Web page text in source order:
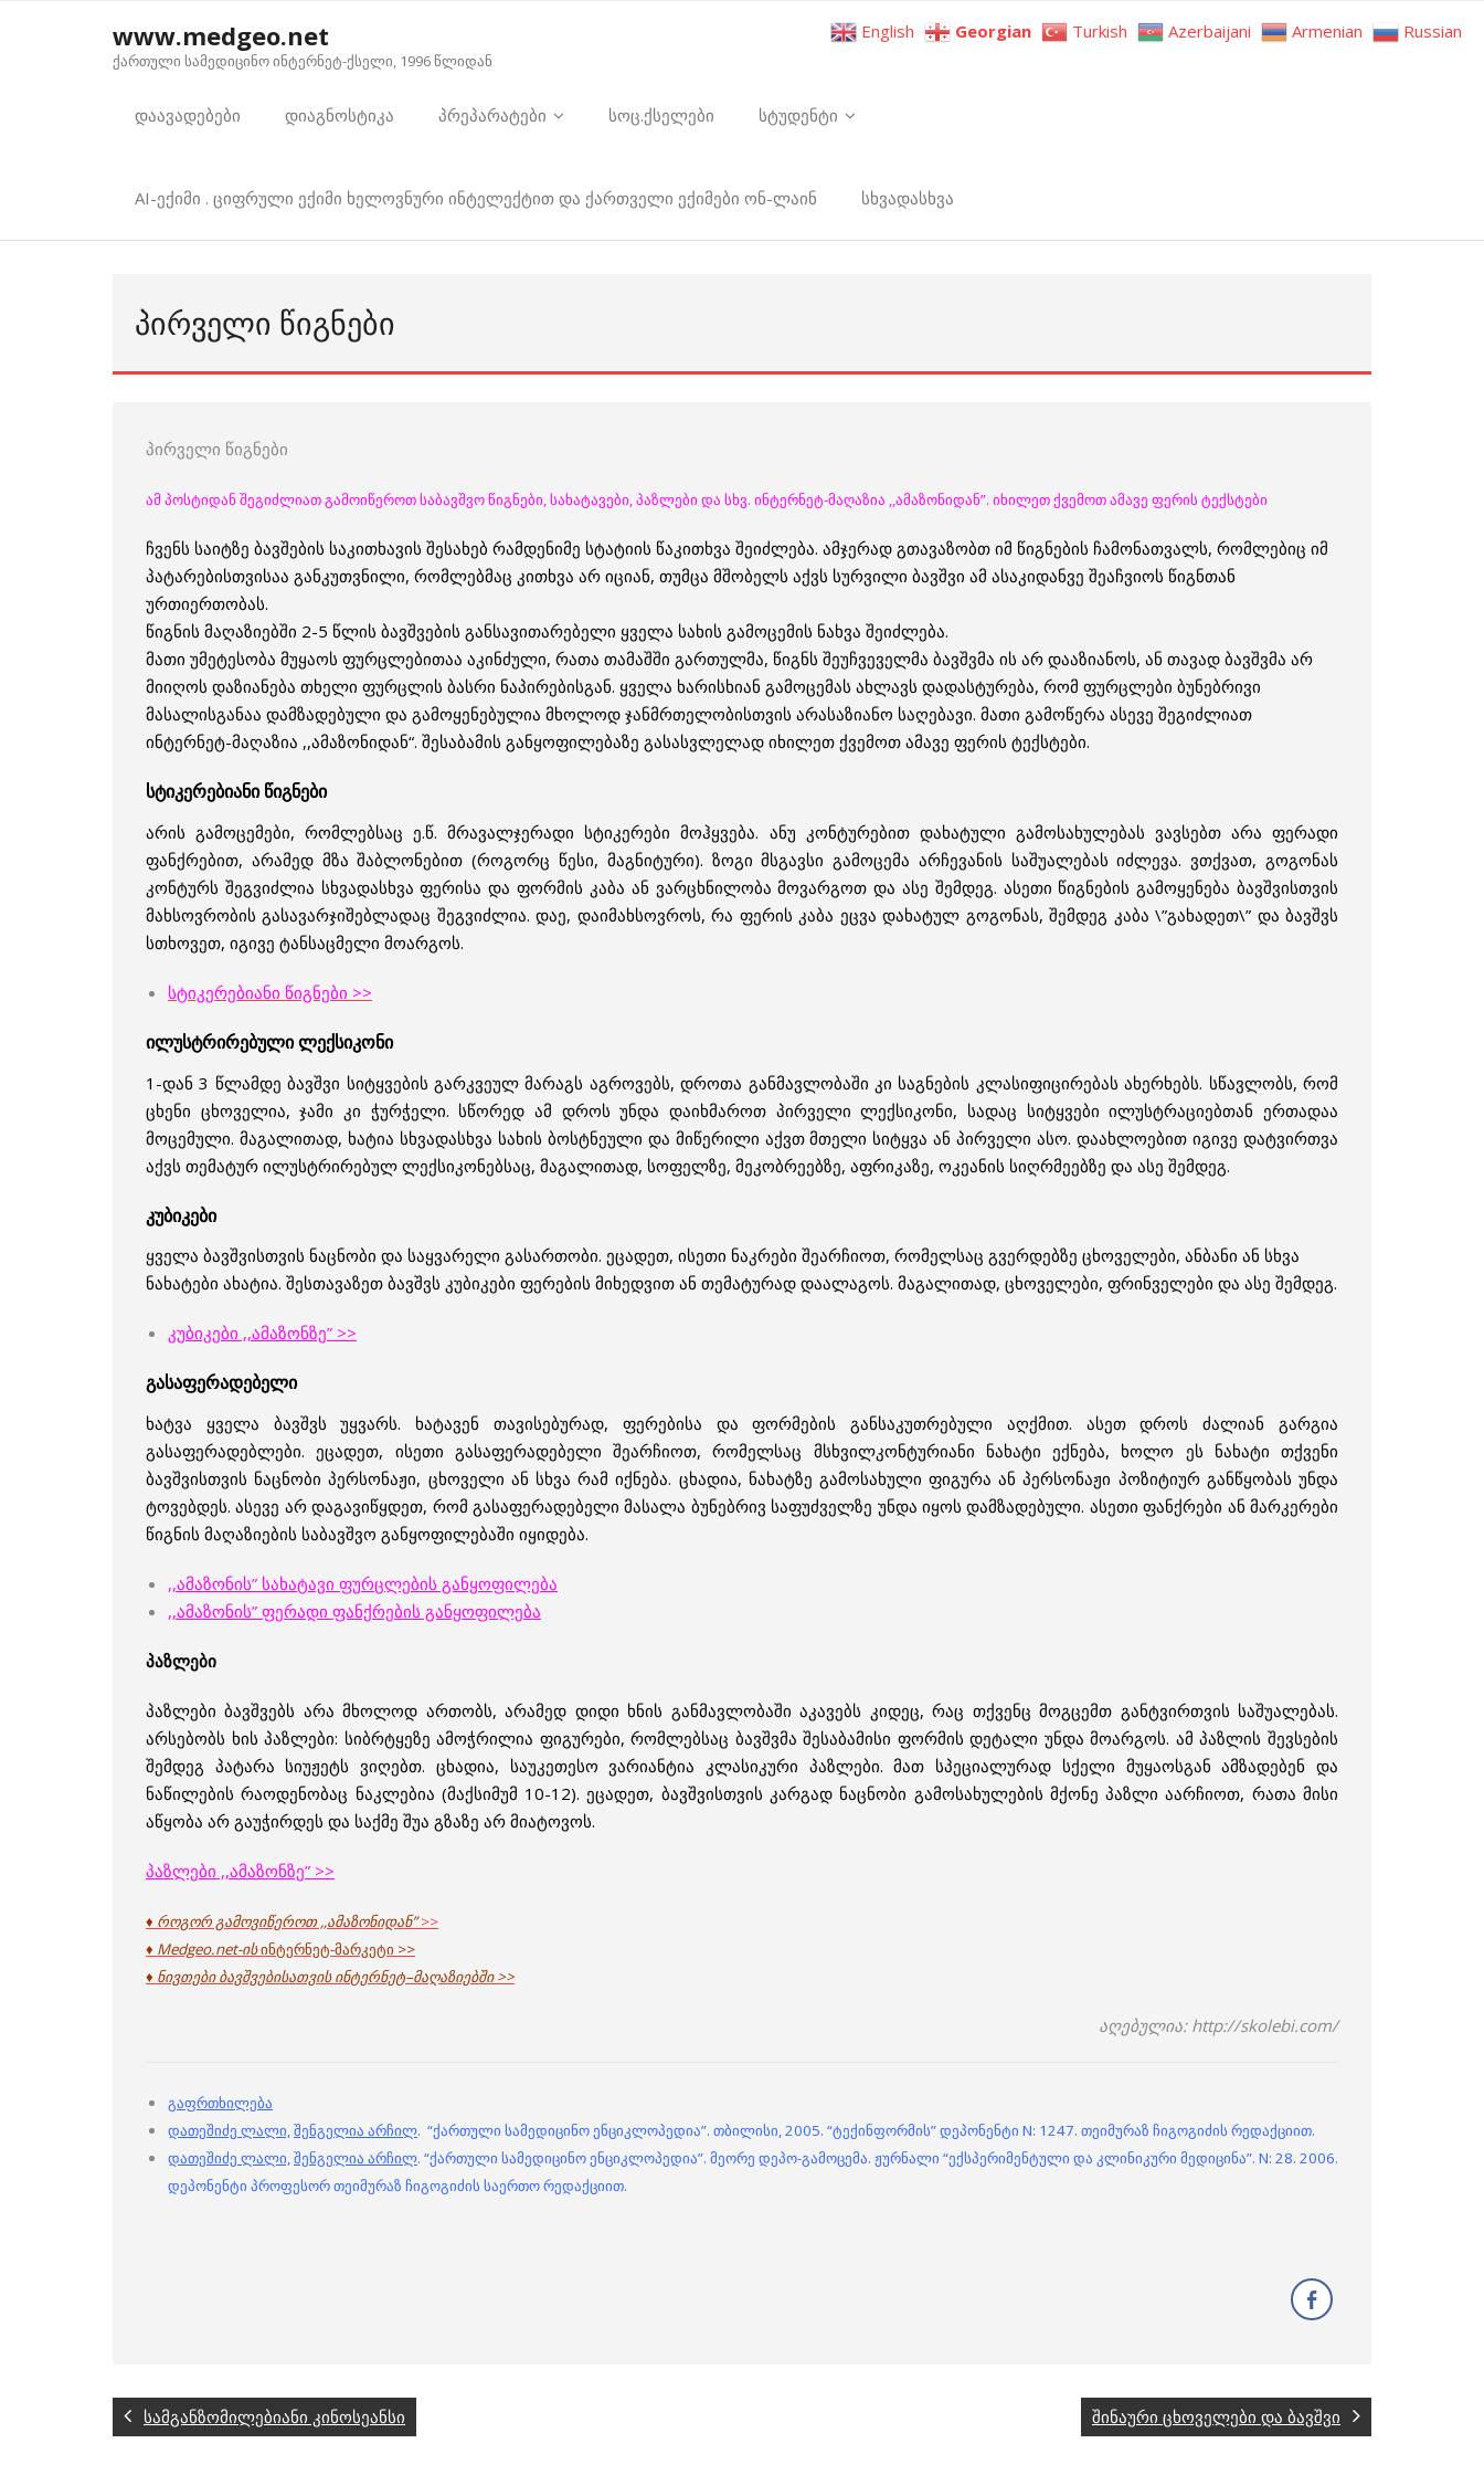
www.medgeo.net
ქართული სამედიცინო ინტერნეტ-ქსელი, 1996 წლიდან
დაავადებები დიაგნოსტიკა პრეპარატები სოც.ქსელები სტუდენტი
AI-ექიმი . ციფრული ექიმი ხელოვნური ინტელექტით და ქართველი ექიმები ონ-ლაინ სხვადასხვა
ᲞᲘᲠᲕᲔᲚᲘ ᲬᲘᲒᲜᲔᲑᲘ
პირველი წიგნები
ამ პოსტიდან შეგიძლიათ გამოიწეროთ საბავშვო წიგნები, სახატავები, პაზლები და სხვ. ინტერნეტ-მაღაზია ,,ამაზონიდან”. იხილეთ ქვემოთ ამავე ფერის ტექსტები
ჩვენს საიტზე ბავშების საკითხავის შესახებ რამდენიმე სტატიის წაკითხვა შეიძლება. ამჯერად გთავაზობთ იმ წიგნების ჩამონათვალს, რომლებიც იმ
პატარებისთვისაა განკუთვნილი, რომლებმაც კითხვა არ იციან, თუმცა მშობელს აქვს სურვილი ბავშვი ამ ასაკიდანვე შეაჩვიოს წიგნთან
ურთიერთობას.
წიგნის მაღაზიებში 2-5 წლის ბავშვების განსავითარებელი ყველა სახის გამოცემის ნახვა შეიძლება.
მათი უმეტესობა მუყაოს ფურცლებითაა აკინძული, რათა თამაშში გართულმა, წიგნს შეუჩვეველმა ბავშვმა ის არ დააზიანოს, ან თავად ბავშვმა არ
მიიღოს დაზიანება თხელი ფურცლის ბასრი ნაპირებისგან. ყველა ხარისხიან გამოცემას ახლავს დადასტურება, რომ ფურცლები ბუნებრივი
მასალისგანაა დამზადებული და გამოყენებულია მხოლოდ ჯანმრთელობისთვის არასაზიანო საღებავი. მათი გამოწერა ასევე შეგიძლიათ
ინტერნეტ-მაღაზია ,,ამაზონიდან“. შესაბამის განყოფილებაზე გასასვლელად იხილეთ ქვემოთ ამავე ფერის ტექსტები.
სტიკერებიანი წიგნები
არის გამოცემები, რომლებსაც ე.წ. მრავალჯერადი სტიკერები მოჰყვება. ანუ კონტურებით დახატული გამოსახულებას ვავსებთ არა ფერადი
ფანქრებით, არამედ მზა შაბლონებით (როგორც წესი, მაგნიტური). ზოგი მსგავსი გამოცემა არჩევანის საშუალებას იძლევა. ვთქვათ, გოგონას
კონტურს შეგვიძლია სხვადასხვა ფერისა და ფორმის კაბა ან ვარცხნილობა მოვარგოთ და ასე შემდეგ. ასეთი წიგნების გამოყენება ბავშვისთვის
მახსოვრობის გასავარჯიშებლადაც შეგვიძლია. დაე, დაიმახსოვროს, რა ფერის კაბა ეცვა დახატულ გოგონას, შემდეგ კაბა \”გახადეთ\” და ბავშვს
სთხოვეთ, იგივე ტანსაცმელი მოარგოს.
სტიკერებიანი წიგნები >>
ილუსტრირებული ლექსიკონი
1-დან 3 წლამდე ბავშვი სიტყვების გარკვეულ მარაგს აგროვებს, დროთა განმავლობაში კი საგნების კლასიფიცირებას ახერხებს. სწავლობს, რომ
ცხენი ცხოველია, ჯამი კი ჭურჭელი. სწორედ ამ დროს უნდა დაიხმაროთ პირველი ლექსიკონი, სადაც სიტყვები ილუსტრაციებთან ერთადაა
მოცემული. მაგალითად, ხატია სხვადასხვა სახის ბოსტნეული და მიწერილი აქვთ მთელი სიტყვა ან პირველი ასო. დაახლოებით იგივე დატვირთვა
აქვს თემატურ ილუსტრირებულ ლექსიკონებსაც, მაგალითად, სოფელზე, მეკობრეებზე, აფრიკაზე, ოკეანის სიღრმეებზე და ასე შემდეგ.
კუბიკები
ყველა ბავშვისთვის ნაცნობი და საყვარელი გასართობი. ეცადეთ, ისეთი ნაკრები შეარჩიოთ, რომელსაც გვერდებზე ცხოველები, ანბანი ან სხვა
ნახატები ახატია. შესთავაზეთ ბავშვს კუბიკები ფერების მიხედვით ან თემატურად დაალაგოს. მაგალითად, ცხოველები, ფრინველები და ასე შემდეგ.
კუბიკები ,,ამაზონზე” >>
გასაფერადებელი
ხატვა ყველა ბავშვს უყვარს. ხატავენ თავისებურად, ფერებისა და ფორმების განსაკუთრებული აღქმით. ასეთ დროს ძალიან გარგია
გასაფერადებლები. ეცადეთ, ისეთი გასაფერადებელი შეარჩიოთ, რომელსაც მსხვილკონტურიანი ნახატი ექნება, ხოლო ეს ნახატი თქვენი
ბავშვისთვის ნაცნობი პერსონაჟი, ცხოველი ან სხვა რამ იქნება. ცხადია, ნახატზე გამოსახული ფიგურა ან პერსონაჟი პოზიტიურ განწყობას უნდა
ტოვებდეს. ასევე არ დაგავიწყდეთ, რომ გასაფერადებელი მასალა ბუნებრივ საფუძველზე უნდა იყოს დამზადებული. ასეთი ფანქრები ან მარკერები
წიგნის მაღაზიების საბავშვო განყოფილებაში იყიდება.
,,ამაზონის” სახატავი ფურცლების განყოფილება
,,ამაზონის” ფერადი ფანქრების განყოფილება
პაზლები
პაზლები ბავშვებს არა მხოლოდ ართობს, არამედ დიდი ხნის განმავლობაში აკავებს კიდეც, რაც თქვენც მოგცემთ განტვირთვის საშუალებას.
არსებობს ხის პაზლები: სიბრტყეზე ამოჭრილია ფიგურები, რომლებსაც ბავშვმა შესაბამისი ფორმის დეტალი უნდა მოარგოს. ამ პაზლის შევსების
შემდეგ პატარა სიუჟეტს ვიღებთ. ცხადია, საუკეთესო ვარიანტია კლასიკური პაზლები. მათ სპეციალურად სქელი მუყაოსგან ამზადებენ და
ნაწილების რაოდენობაც ნაკლებია (მაქსიმუმ 10-12). ეცადეთ, ბავშვისთვის კარგად ნაცნობი გამოსახულების მქონე პაზლი აარჩიოთ, რათა მისი
აწყობა არ გაუჭირდეს და საქმე შუა გზაზე არ მიატოვოს.
პაზლები ,,ამაზონზე” >>
♦ როგორ გამოვიწეროთ ,,ამაზონიდან”>>
♦ Medgeo.net-ისინტერნეტ-მარკეტი >>
♦ ნივთები ბავშვებისათვის ინტერნეტ–მაღაზიებში >>
აღებულია: http://skolebi.com/
გაფრთხილება
დათეშიძე ლალი,შენგელია არჩილ. “ქართული სამედიცინო ენციკლოპედია”. თბილისი, 2005. “ტექინფორმის” დეპონენტი N: 1247. თეიმურაზ ჩიგოგიძის რედაქციით.
დათეშიძე ლალი,შენგელია არჩილ. “ქართული სამედიცინო ენციკლოპედია”. მეორე დეპო-გამოცემა. ჟურნალი “ექსპერიმენტული და კლინიკური მედიცინა”. N: 28. 2006.
დეპონენტი პროფესორ თეიმურაზ ჩიგოგიძის საერთო რედაქციით.
სამგანზომილებიანი კინოსეანსი შინაური ცხოველები და ბავშვი
English Georgian Turkish Azerbaijani Armenian Russian